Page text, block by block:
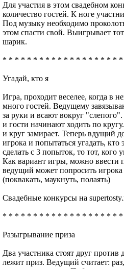
Для участия в этом свадебном
количество гостей. К ноге
Под музыку необходимо
этом спасти свой. Выигрывает
шарик.
* * * * * * * * * * * * * * * * * * *
Угадай, кто я
Игра, проходит веселее, когда в
много гостей. Ведущему
за руки и всают вокруг
и гости начинают ходить по
и круг замирает. Теперь вдущий
игрока и попытаться угадать, кто
сделать с 3 попыток, то тот, кого
Как вариант игры, можно ввести
ведущий может попросить игрока
(поквакать, маукнуть, полаять)
Свадебные конкурсы на
* * * * * * * * * * * * * * * * * * *
Разыгрывание приза
Два участника стоят друг против
лежит приз. Ведущий считает: